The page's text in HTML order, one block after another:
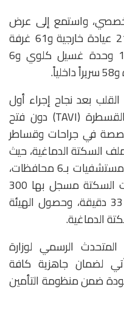
واستمع إلى عرض
شامل عن خدماته التي تشمل 21 عيادة خارجية و61 غرفة
عمليات و96 سريراً للطوارئ و19 وحدة غسيل كلوي و6
بعد نجاح إجراء أول
عملية تغيير صمام أورطي عبر القسطرة (TAVI) دون فتح
في جراحات وقساطر
السكتة الدماغية، حيث
تم تفعيل الكود الخاص به في 7 مستشفيات بـ6 محافظات،
وإنشاء أول قاعدة بيانات لحالات السكتة مسجل بها 300
حالة، مع تقليل زمن الحقن إلى 33 دقيقة، وحصول الهيئة
الدماغية.
المتحدث الرسمي لوزارة
لضمان جاهزية كافة
ضمن منظومة التأمين